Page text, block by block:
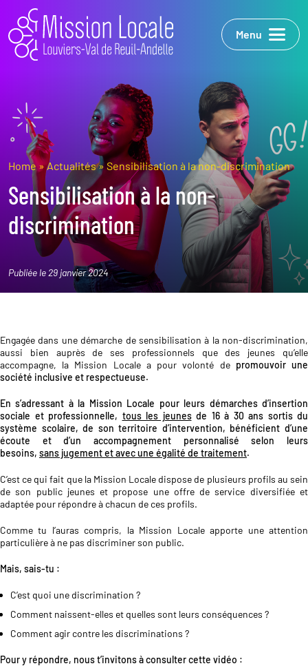
Menu
Home»Actualités»Sensibilisation à la non-discrimination
Sensibilisation à la non-
discrimination
Publiée le 29 janvier 2024
Engagée dans une démarche de sensibilisation à la non-discrimination,
aussi bien auprès de ses professionnels que des jeunes qu’elle
accompagne, la Mission Locale a pour volonté de promouvoir une
société inclusive et respectueuse.
En s’adressant à la Mission Locale pour leurs démarches d’insertion
sociale et professionnelle, tous les jeunesde 16 à 30 ans sortis du
système scolaire, de son territoire d’intervention, bénéficient d’une
écoute et d’un accompagnement personnalisé selon leurs
besoins, sans jugement et avec une égalité de traitement.
C’est ce qui fait que la Mission Locale dispose de plusieurs profils au sein
de son public jeunes et propose une offre de service diversifiée et
adaptée pour répondre à chacun de ces profils.
Comme tu l’auras compris, la Mission Locale apporte une attention
particulière à ne pas discriminer son public.
Mais, sais-tu :
C’est quoi une discrimination ?
Comment naissent-elles et quelles sont leurs conséquences ?
Comment agir contre les discriminations ?
Pour y répondre, nous t’invitons à consulter cette vidéo :